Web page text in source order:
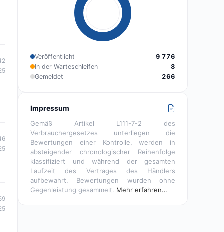
Veröffentlicht
9 776
In der Warteschleifen
8
Gemeldet
266
Impressum
Gemäß Artikel L111-7-2 des
Verbrauchergesetzes unterliegen die
Bewertungen einer Kontrolle, werden in
absteigender chronologischer Reihenfolge
klassifiziert und während der gesamten
Laufzeit des Vertrages des Händlers
aufbewahrt. Bewertungen wurden ohne
Gegenleistung gesammelt. Mehr erfahren…